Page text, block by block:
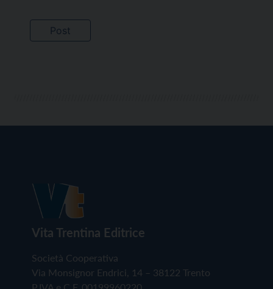
Vita Trentina Editrice
Società Cooperativa
Via Monsignor Endrici, 14 – 38122 Trento